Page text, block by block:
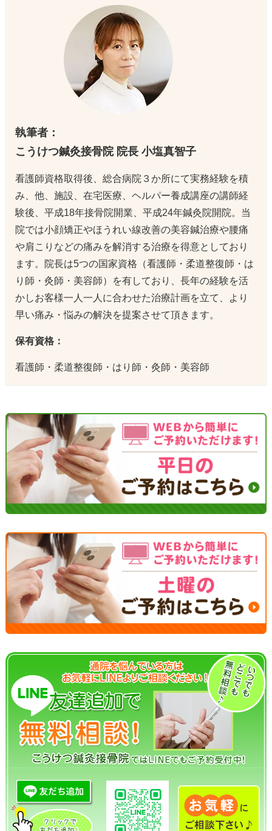
執筆者：
こうけつ鍼灸接骨院 院長 小塩真智子
看護師資格取得後、総合病院３か所にて実務経験を積
み、他、施設、在宅医療、ヘルパー養成講座の講師経
験後、平成18年接骨院開業、平成24年鍼灸院開院。当
院では小顔矯正やほうれい線改善の美容鍼治療や腰痛
や肩こりなどの痛みを解消する治療を得意としており
ます。院長は5つの国家資格（看護師・柔道整復師・は
り師・灸師・美容師）を有しており、長年の経験を活
かしお客様一人一人に合わせた治療計画を立て、より
早い痛み・悩みの解決を提案させて頂きます。
保有資格：
看護師・柔道整復師・はり師・灸師・美容師